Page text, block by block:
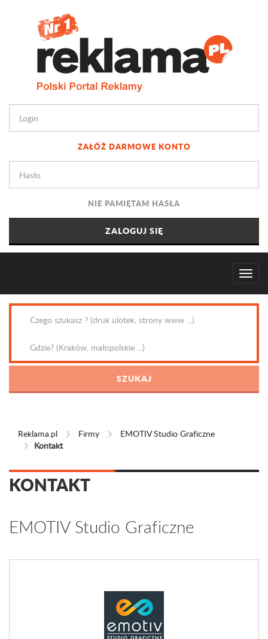
ZAŁÓŻ DARMOWE KONTO
NIE PAMIĘTAM HASŁA
Reklama.pl Firmy
EMOTIV Studio Graficzne
Kontakt
KONTAKT
EMOTIV Studio Graficzne